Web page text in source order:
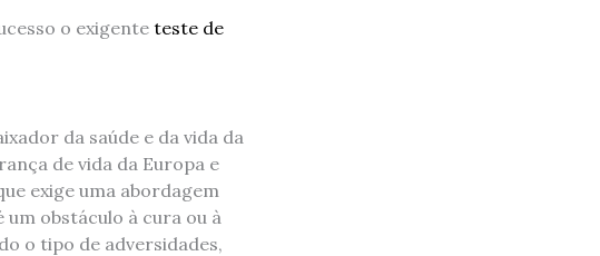
o exigente teste de
da saúde e da vida da
de vida da Europa e
exige uma abordagem
obstáculo à cura ou à
o tipo de adversidades,